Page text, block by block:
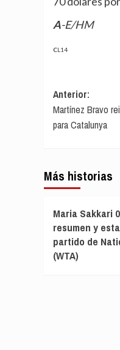
A-E/HM
CL14
de
entradas
Anterior:
Martínez Bravo
para Catalunya
Más historias
Maria Sakkari
resumen y
partido de
(WTA)